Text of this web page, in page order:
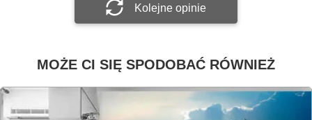
Kolejne opinie
MOŻE CI SIĘ SPODOBAĆ RÓWNIEŻ